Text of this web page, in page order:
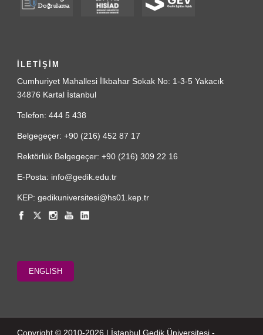
İLETİŞİM
Cumhuriyet Mahallesi İlkbahar Sokak No: 1-3-5 Yakacık
34876 Kartal İstanbul
Telefon: 444 5 438
Belgegeçer: +90 (216) 452 87 17
Rektörlük Belgegeçer: +90 (216) 309 22 16
E-Posta: info@gedik.edu.tr
KEP: gedikuniversitesi@hs01.kep.tr
ENGLISH
Copyright © 2010-2026 | İstanbul Gedik Üniversitesi -